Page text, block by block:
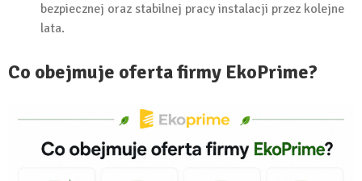
bezpiecznej oraz stabilnej pracy instalacji przez kolejne
lata.
Co obejmuje oferta firmy EkoPrime?